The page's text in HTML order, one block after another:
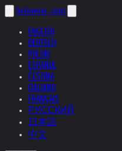
helnwein .com
ENGLISH
DEUTSCH
POLSKI
ESPAÑOL
ČEŠTINA
ITALIANO
FRANÇAIS
РУССКИЙ
日本語
中文